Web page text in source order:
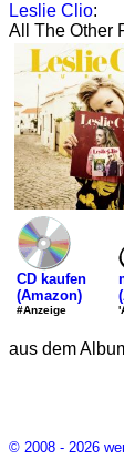
Leslie Clio:
All The Other
CD kaufen
(Amazon)
#Anzeige
aus dem
© 2008 - 2026